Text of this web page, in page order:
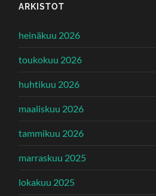
ARKISTOT
heinäkuu 2026
toukokuu 2026
huhtikuu 2026
maaliskuu 2026
tammikuu 2026
marraskuu 2025
lokakuu 2025